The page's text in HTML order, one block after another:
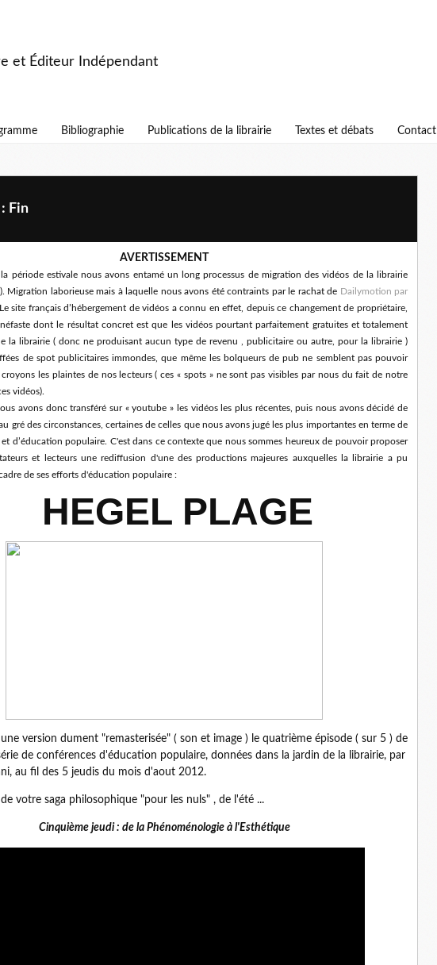
et Éditeur Indépendant
Bibliographie Publications de la librairie Textes et débats Contact
Fin
AVERTISSEMENT
période estivale nous avons entamé un long processus de migration des vidéos de la librairie
Migration laborieuse mais à laquelle nous avons été contraints par le rachat de Dailymotion par
site français d’hébergement de vidéos a connu en effet, depuis ce changement de propriétaire,
dont le résultat concret est que les vidéos pourtant parfaitement gratuites et totalement
la librairie ( donc ne produisant aucun type de revenu , publicitaire ou autre, pour la librairie )
de spot publicitaires immondes, que même les bolqueurs de pub ne semblent pas pouvoir
les plaintes de nos lecteurs ( ces « spots » ne sont pas visibles par nous du fait de notre
vidéos).
avons donc transféré sur « youtube » les vidéos les plus récentes, puis nous avons décidé de
gré des circonstances, certaines de celles que nous avons jugé les plus importantes en terme de
d’éducation populaire. C'est dans ce contexte que nous sommes heureux de pouvoir proposer
et lecteurs une rediffusion d'une des productions majeures auxquelles la librairie a pu
de ses efforts d'éducation populaire :
HEGEL PLAGE
version dument "remasterisée" ( son et image ) le quatrième épisode ( sur 5 ) de
de conférences d'éducation populaire, données dans la jardin de la librairie, par
au fil des 5 jeudis du mois d'aout 2012.
votre saga philosophique "pour les nuls" , de l'été ...
Cinquième jeudi : de la Phénoménologie à l'Esthétique